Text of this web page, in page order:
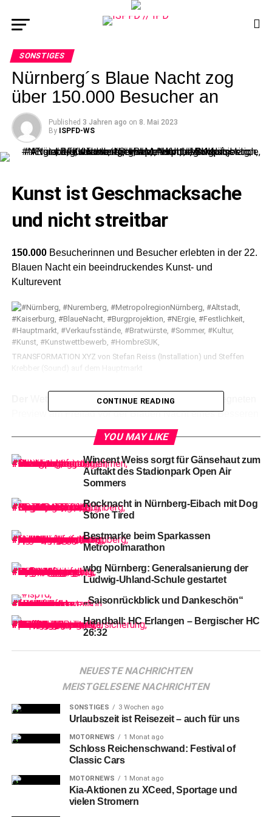
SONSTIGES
Nürnberg´s Blaue Nacht zog
über 150.000 Besucher an
Published 3 Jahren ago on 8. Mai 2023
By ISPFD-WS
Kunst ist Geschmacksache
und nicht streitbar
150.000Besucherinnen und Besucher erlebten in der 22.
Blauen Nacht ein beeindruckendes Kunst- und
Kulturevent
TRANSFORMATION XYZ von Stefan Reiss (Installation) und Steffen
Krebber (Sound) auf dem Hauptmarkt
Wettergott besann sich nach einer leicht verregneten
Preview am Freitag vor der Blauen Nacht eines Besseren
und zeigte sich am Samstag von seiner überaus
wie es sich für den Auftakt zum Nürnberger
Kulturfrühling gehört.
Stephan Schwarzmann (Fuerth) in der Kunstvilla
beiden Tagen allenthalben förmlich greifbar.
CONTINUE READING
YOU MAY LIKE
Wincent Weiss sorgt für Gänsehaut zum
Auftakt des Stadionpark Open Air
Sommers
Rocknacht in Nürnberg-Eibach mit Dog
Stone Tired
Bestmarke beim Sparkassen
Metropolmarathon
wbg Nürnberg: Generalsanierung der
Ludwig-Uhland-Schule gestartet
„Saisonrückblick und Dankeschön“
Handball: HC Erlangen – Bergischer HC
26:32
NEUESTE NACHRICHTEN
MEISTGELESENE NACHRICHTEN
SONSTIGES 3 Wochen ago
Urlaubszeit ist Reisezeit – auch für uns
MOTORNEWS 1 Monat ago
Schloss Reichenschwand: Festival of
Classic Cars
MOTORNEWS 1 Monat ago
Kia-Aktionen zu XCeed, Sportage und
vielen Stromern